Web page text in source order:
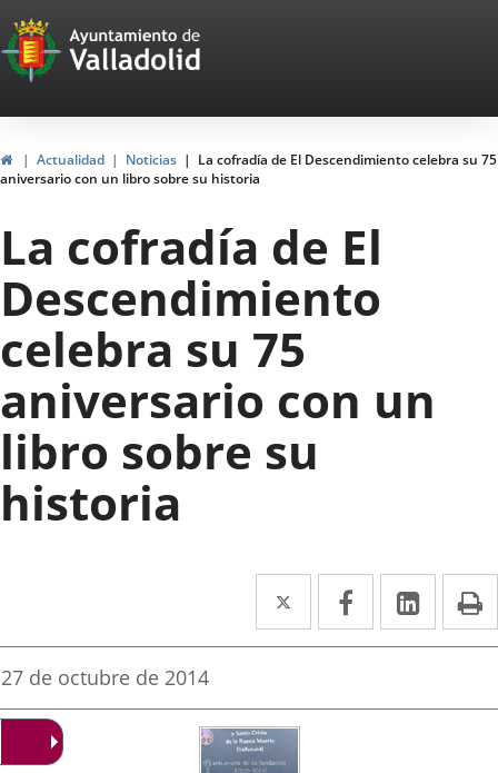
Portal
Web
del
Ayuntamiento
de
Valladolid
HomeActualidad Noticias
La cofradía de El Descendimiento celebra su 75
aniversario con un libro sobre su historia
La cofradía de El
Descendimiento
celebra su 75
aniversario con un
libro sobre su
historia
Twitter
Enlace
a
aplicación
externa.
Facebook
Enlace
a
aplicación
Enlace
a
Fecha
la
noticia
27 de octubre de 2014